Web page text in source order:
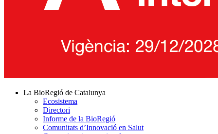
La BioRegió de Catalunya
Ecosistema
Directori
Informe de la BioRegió
Comunitats d’Innovació en Salut